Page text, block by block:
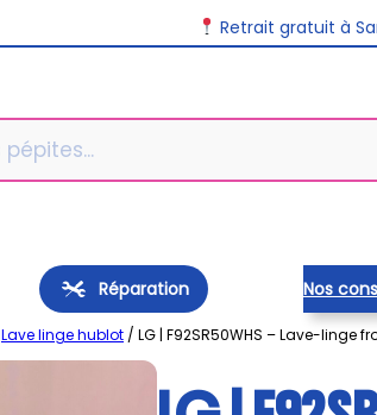
Retrait gratuit à
Livraison disponible dans
Réparation Nos
Lave linge hublot / LG | F92SR50WHS – Lave-linge